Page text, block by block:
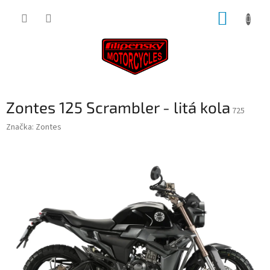
Zontes 125 Scrambler - litá kola 725
Značka: Zontes